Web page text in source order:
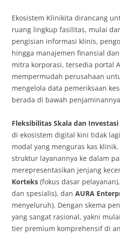
Ekosistem Klinikita dirancang
ruang lingkup fasilitas, mulai
pengisian informasi klinis,
hingga manajemen finansial
mitra korporasi, tersedia portal
mempermudah perusahaan
mengelola data pemeriksaan
berada di bawah penjaminannya
Fleksibilitas Skala dan
di ekosistem digital kini tidak
modal yang menguras kas
struktur layanannya ke dalam
merepresentasikan jenjang
Korteks (fokus dasar pelayanan),
dan spesialis), dan AURA
menyeluruh). Dengan skema
yang sangat rasional, yakni
tier premium komprehensif di